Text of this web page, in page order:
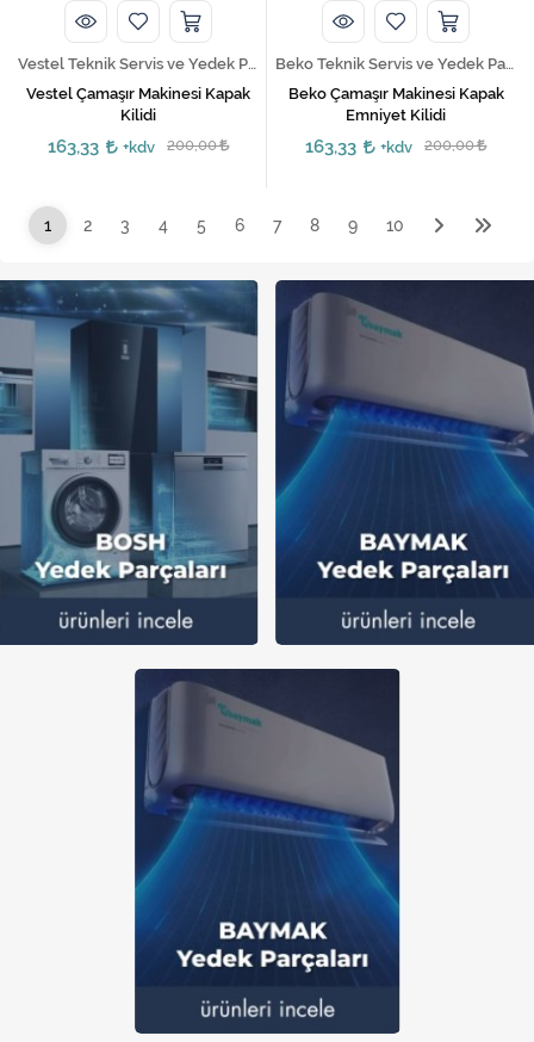
Vestel Teknik Servis ve Yedek Parça Hizmetleri
Vestel Çamaşır Makinesi Kapak
Kilidi
163,33 +kdv 200,00
Beko Teknik Servis ve Yedek Parça Hizmetleri
Beko Çamaşır Makinesi Kapak
Emniyet Kilidi
163,33 +kdv 200,00
1 2 3 4 5 6 7 8 9 10